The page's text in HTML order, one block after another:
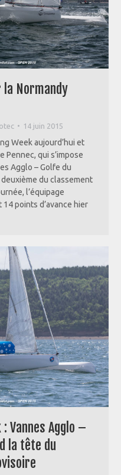
la Normandy
14 juin 2015
Week aujourd’hui et
Pennec, qui s’impose
Agglo – Golfe du
du classement
l’équipage
points d’avance hier
Vannes Agglo –
la tête du